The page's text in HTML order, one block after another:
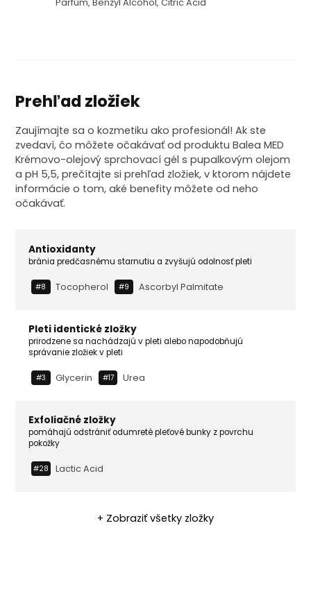
Parfum, Benzyl Alcohol, Citric Acid
Prehľad zložiek
Zaujímajte sa o kozmetiku ako profesionál! Ak ste
zvedaví, čo môžete očakávať od produktu Balea MED
Krémovo-olejový sprchovací gél s pupalkovým olejom
a pH 5,5, prečítajte si prehľad zložiek, v ktorom nájdete
informácie o tom, aké benefity môžete od neho
očakávať.
Antioxidanty
bránia predčasnému starnutiu a zvyšujú odolnosť pleti
#8 Tocopherol #9 Ascorbyl Palmitate
Pleti identické zložky
prirodzene sa nachádzajú v pleti alebo napodobňujú
správanie zložiek v pleti
#3 Glycerin #17 Urea
Exfoliačné zložky
pomáhajú odstrániť odumreté pleťové bunky z povrchu
pokožky
#28 Lactic Acid
+ Zobraziť všetky zložky